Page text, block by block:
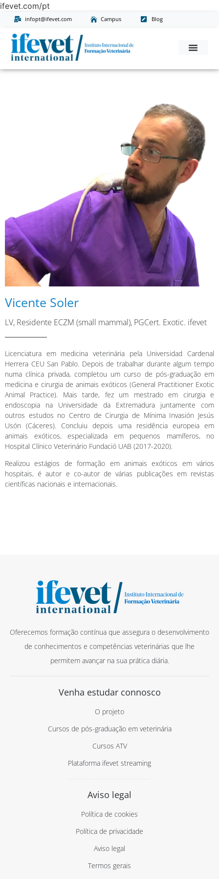
ifevet.com/pt
infopt@ifevet.com Campus Blog
Vicente Soler
LV, Residente ECZM (small mammal), PGCert. Exotic. ifevet
Licenciatura em medicina veterinária pela Universidad Cardenal
Herrera CEU San Pablo. Depois de trabalhar durante algum tempo
numa clínica privada, completou um curso de pós-graduação em
medicina e cirurgia de animais exóticos (General Practitioner Exotic
Animal Practice). Mais tarde, fez um mestrado em cirurgia e
endoscopia na Universidade da Extremadura juntamente com
outros estudos no Centro de Cirurgia de Mínima Invasión Jesús
Usón (Cáceres). Concluiu depois uma residência europeia em
animais exóticos, especializada em pequenos mamíferos, no
Hospital Clínico Veterinário Fundació UAB (2017-2020).
Realizou estágios de formação em animais exóticos em vários
hospitais, é autor e co-autor de várias publicações em revistas
científicas nacionais e internacionais.
Oferecemos formação contínua que assegura o desenvolvimento
de conhecimentos e competências veterinárias que lhe
permitem avançar na sua prática diária.
Venha estudar connosco
O projeto
Cursos de pós-graduação em veterinária
Cursos ATV
Plataforma ifevet streaming
Aviso legal
Política de cookies
Política de privacidade
Aviso legal
Termos gerais